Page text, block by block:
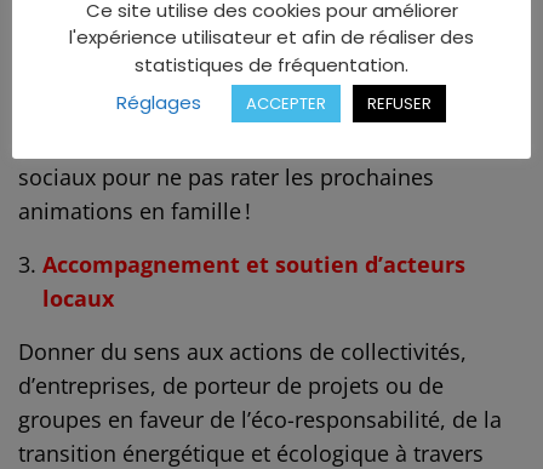
l’enrichissement de cette biodiversité si rare.
Ateliers pratiques, rencontres et visites sont au
programme afin d’approfondir ses
connaissances tout en partageant des moments
sociaux pour ne pas rater les prochaines
animations en famille !
Accompagnement et soutien d’acteurs
locaux
Donner du sens aux actions de collectivités,
d’entreprises, de porteur de projets ou de
groupes en faveur de l’éco-responsabilité, de la
transition énergétique et écologique à travers
Ce site utilise des cookies pour améliorer
l'expérience utilisateur et afin de réaliser des
statistiques de fréquentation.
Réglages
ACCEPTER REFUSER